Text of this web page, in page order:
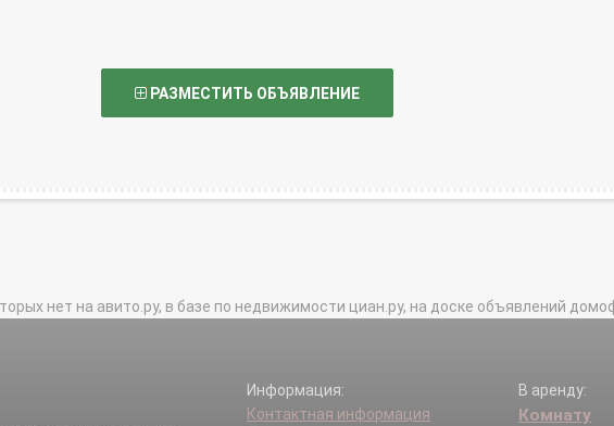
РАЗМЕСТИТЬ ОБЪЯВЛЕНИЕ
нет на авито.ру, в базе по недвижимости циан.ру, на доске объявлений
Информация:
Контактная информация
В аренду:
Комнату